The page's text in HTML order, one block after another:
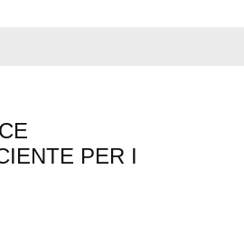
PER I